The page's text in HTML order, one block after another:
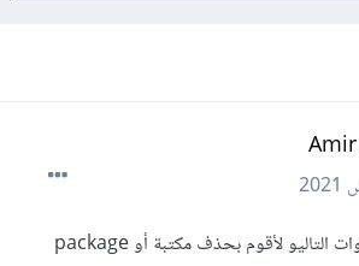
لقد قمت بتنفيذ الخطوات التاليو لأقوم بحذف مكتبة أو package